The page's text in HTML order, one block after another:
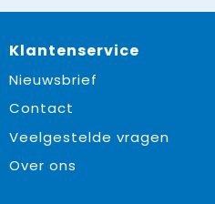
Klantenservice
Nieuwsbrief
Contact
Veelgestelde vragen
Over ons